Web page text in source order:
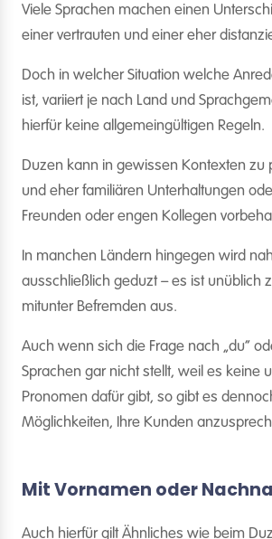
Viele Sprachen machen einen
einer vertrauten und einer eher
Doch in welcher Situation welche
ist, variiert je nach Land und
hierfür keine allgemeingültigen Regeln.
Duzen kann in gewissen Kontexten zu
und eher familiären Unterhaltungen
Freunden oder engen Kollegen
In manchen Ländern hingegen wird
ausschließlich geduzt – es ist unüblich
mitunter Befremden aus.
Auch wenn sich die Frage nach „du“
Sprachen gar nicht stellt, weil es keine
Pronomen dafür gibt, so gibt es
Möglichkeiten, Ihre Kunden
Mit Vornamen oder
Auch hierfür gilt Ähnliches wie beim